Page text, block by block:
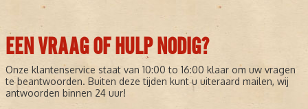
EEN VRAAG OF HULP NODIG?
Onze klantenservice staat van 10:00 to 16:00 klaar om uw vragen
te beantwoorden. Buiten deze tijden kunt u uiteraard mailen, wij
antwoorden binnen 24 uur!